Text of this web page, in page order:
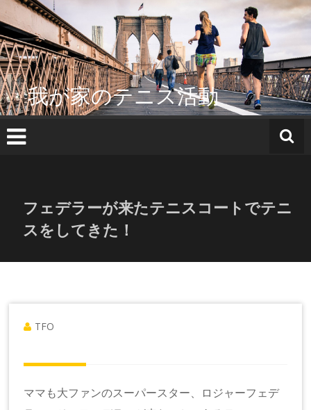
ン
テ
ン
ツ
へ
ス
キ
ッ
我が家のテニス活動
フェデラーが来たテニスコートでテニ
スをしてきた！
TFO
ママも大ファンのスーパースター、ロジャーフェデ